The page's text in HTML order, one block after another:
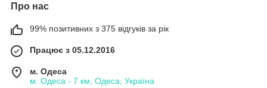
Про нас
99% позитивних з 375 відгуків за рік
Працює з 05.12.2016
м. Одеса
м. Одеса - 7 км, Одеса, Україна